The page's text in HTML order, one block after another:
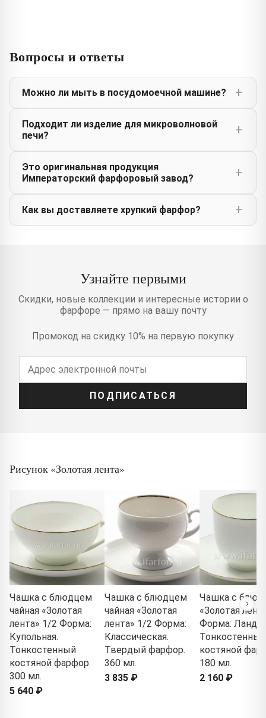
Вопросы и ответы
Можно ли мыть в посудомоечной машине?
Подходит ли изделие для микроволновой
печи?
Это оригинальная продукция
Императорский фарфоровый завод?
Как вы доставляете хрупкий фарфор?
Узнайте первыми
Скидки, новые коллекции и интересные истории о
фарфоре — прямо на вашу почту
Промокод на скидку 10% на первую покупку
ПОДПИСАТЬСЯ
Рисунок «Золотая лента»
Чашка с блюдцем
чайная «Золотая
лента» 1/2 Форма:
Купольная.
Тонкостенный
костяной фарфор.
300 мл.
5 640 ₽
Чашка с блюдцем
чайная «Золотая
лента» 1/2 Форма:
Классическая.
Твердый фарфор.
360 мл.
3 835 ₽
Чашка с
«Золотая
Форма:
Тонкостенный
костяной
180 мл.
2 160 ₽